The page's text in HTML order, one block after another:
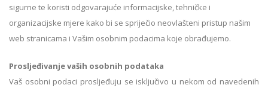
sigurne te koristi odgovarajuće informacijske, tehničke i
organizacijske mjere kako bi se spriječio neovlašteni pristup našim
web stranicama i Vašim osobnim podacima koje obrađujemo.
Prosljeđivanje vaših osobnih podataka
Vaš osobni podaci prosljeđuju se isključivo u nekom od navedenih